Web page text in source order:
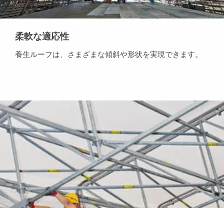
柔軟な適応性
養生ルーフは、さまざまな傾斜や形状を実現できます。